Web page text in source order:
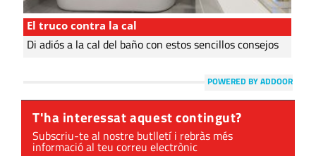
El truco contra la cal
Di adiós a la cal del baño con estos sencillos consejos
POWERED BY ADDOOR
T'ha interessat aquest contingut?
Subscriu-te al nostre butlletí i rebràs més
informació al teu correu electrònic